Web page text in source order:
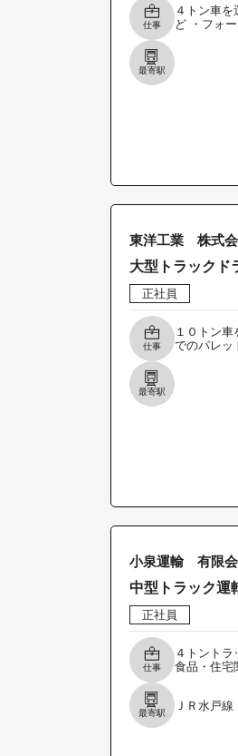
仕事
４トン車
ど ・フォ
最寄駅
東洋工業 株式
大型トラックド
正社員
仕事
１０トン
でのパレッ
最寄駅
小泉運輸 有限
中型トラック運
正社員
仕事
４トント
食品・住宅
最寄駅
ＪＲ水戸